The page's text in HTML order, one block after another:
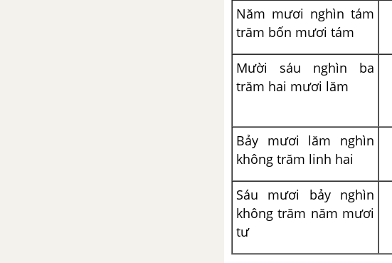
Năm mươi nghìn tám
trăm bốn mươi tám
Mười sáu nghìn ba
trăm hai mươi lăm
Bảy mươi lăm nghìn
không trăm linh hai
Sáu mươi bảy nghìn
không trăm năm mươi
tư